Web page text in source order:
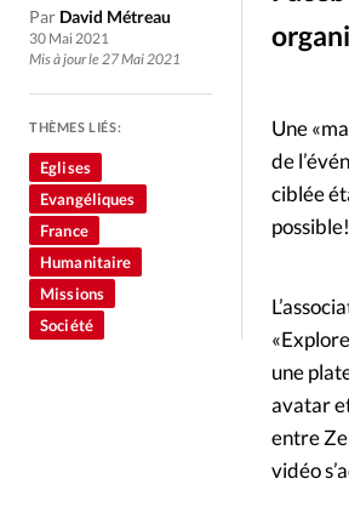
Culture
Dossier
Génération réveil
Publireportage
Société
Trait d'Ixène
Par David Métreau
30 Mai 2021
Mis à jour le 27 Mai 2021
THÈMES LIÉS:
Eglises
Evangéliques
France
Humanitaire
Missions
Société
Une
de
ciblée
une
avatar
entre
vidéo